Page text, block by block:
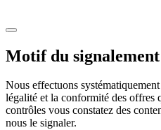
Motif du signalement
Nous effectuons
légalité et la conformité des offres
contrôles vous constatez des
nous le signaler.